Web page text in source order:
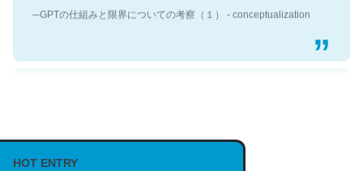
─GPTの仕組みと限界についての考察（１） - conceptualization
https://isobe324649.hatenablog.com/entry/2023/03/27
HOT ENTRY